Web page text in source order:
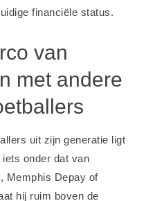
financiële status.
van
met andere
uit zijn generatie ligt
onder dat van
, Memphis Depay of
hij ruim boven de